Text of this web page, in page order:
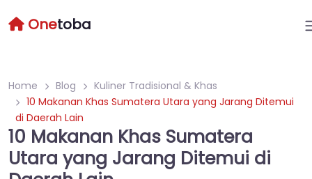
Onetoba
Home Blog
Kuliner Tradisional & Khas
10 Makanan Khas Sumatera Utara yang Jarang Ditemui
di Daerah Lain
10 Makanan Khas Sumatera
Utara yang Jarang Ditemui di